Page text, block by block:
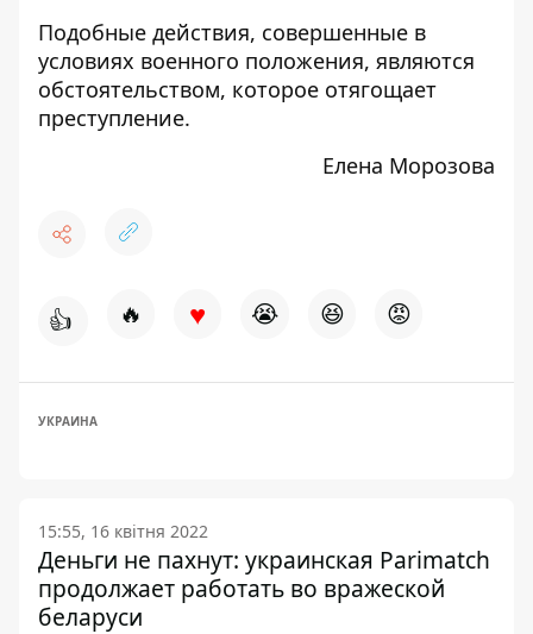
Подобные действия, совершенные в
условиях военного положения, являются
обстоятельством, которое отягощает
преступление.
Елена Морозова
👍 🔥 ♥ 😭 😆 😡
УКРАИНА
15:55, 16 квітня 2022
Деньги не пахнут: украинская Parimatch
продолжает работать во вражеской
беларуси